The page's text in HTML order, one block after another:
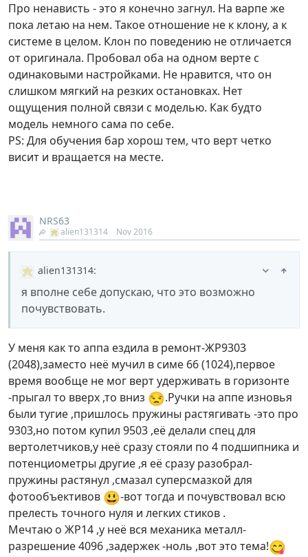
Про ненависть - это я конечно загнул. На варпе же
пока летаю на нем. Такое отношение не к клону, а к
системе в целом. Клон по поведению не отличается
от оригинала. Пробовал оба на одном верте с
одинаковыми настройками. Не нравится, что он
слишком мягкий на резких остановках. Нет
ощущения полной связи с моделью. Как будто
модель немного сама по себе.
PS: Для обучения бар хорош тем, что верт четко
висит и вращается на месте.
NRS63
alien131314 Nov 2016
alien131314:
я вполне себе допускаю, что это возможно
почувствовать.
У меня как то аппа ездила в ремонт-ЖР9303
(2048),заместо неё мучил в симе 66 (1024),первое
время вообще не мог верт удерживать в горизонте
-прыгал то вверх ,то вниз 😒.Ручки на аппе изновья
были тугие ,пришлось пружины растягивать -это про
9303,но потом купил 9503 ,её делали спец для
вертолетчиков,у неё сразу стояли по 4 подшипника и
потенциометры другие ,я её сразу разобрал-
пружины растянул ,смазал суперсмазкой для
фотообъективов 😃-вот тогда и почувствовал всю
прелесть точного нуля и легких стиков .
Мечтаю о ЖР14 ,у неё вся механика металл-
разрешение 4096 ,задержек -ноль ,вот это тема!😋